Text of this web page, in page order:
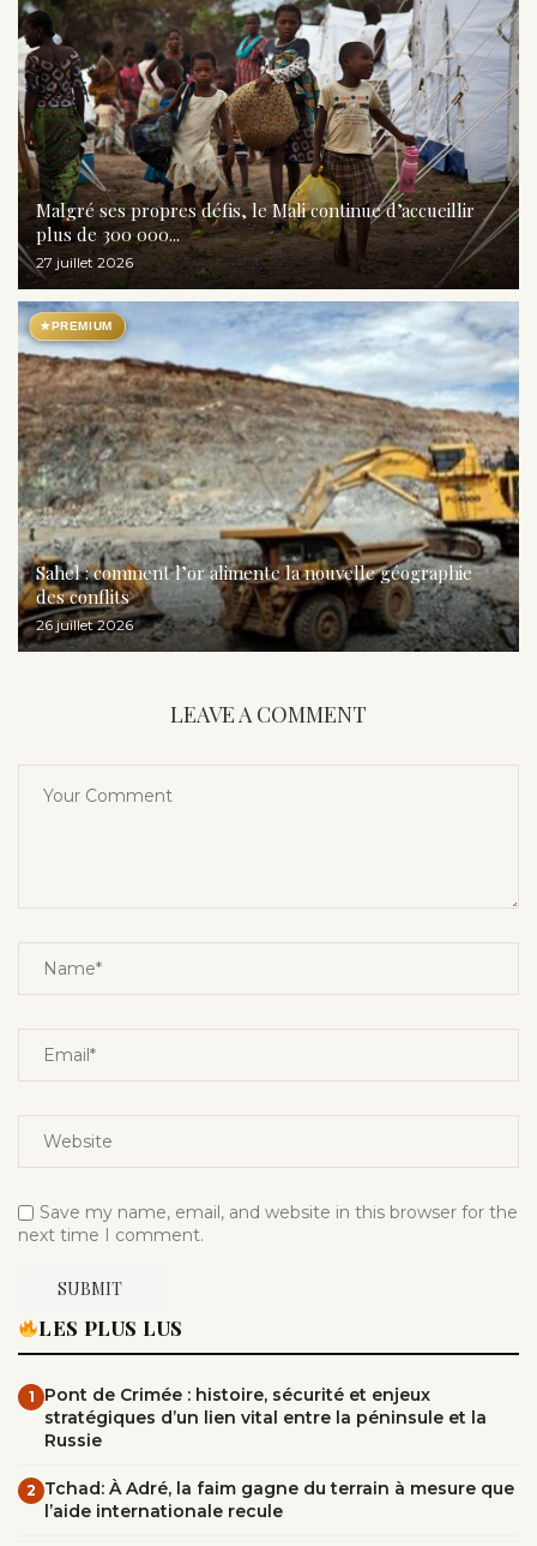
Malgré ses propres défis, le Mali continue d’accueillir
plus de 300 000...
27 juillet 2026
★PREMIUM
Sahel : comment l’or alimente la nouvelle géographie
des conflits
26 juillet 2026
LEAVE A COMMENT
Save my name, email, and website in this browser for the
next time I comment.
LES PLUS LUS
1
Pont de Crimée : histoire, sécurité et enjeux
stratégiques d’un lien vital entre la péninsule et la
Russie
2 Tchad: À Adré, la faim gagne du terrain à mesure que
l’aide internationale recule